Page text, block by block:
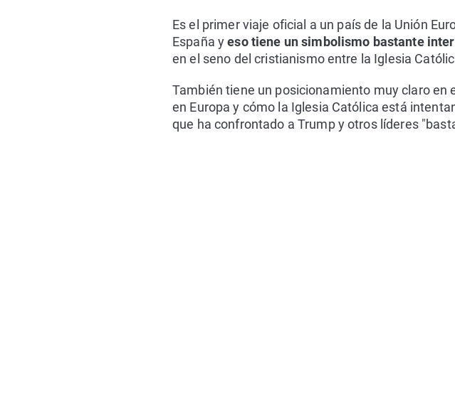
Es el primer viaje oficial a un país de la Unión
España yeso tiene un simbolismo bastante
en el seno del cristianismo entre la Iglesia
También tiene un posicionamiento muy claro en
en Europa y cómo la Iglesia Católica está
que ha confrontado a Trump y otros líderes